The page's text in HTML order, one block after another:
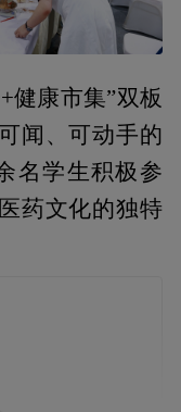
健康市集”双板
闻、可动手的
名学生积极参
药文化的独特